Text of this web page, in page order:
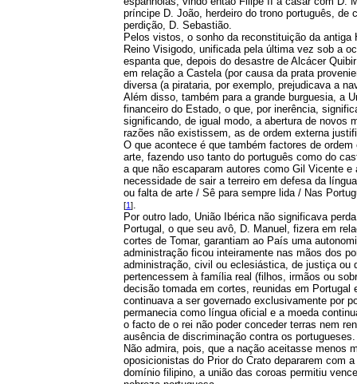
príncipe D. João, herdeiro do trono português,
perdição, D. Sebastião.
Pelos vistos, o sonho da reconstituição da
Reino Visigodo, unificada pela última vez sob a
espanta que, depois do desastre de Alcácer
em relação a Castela (por causa da prata
diversa (a pirataria, por exemplo, prejudicava a
Além disso, também para a grande burguesia, a
financeiro do Estado, o que, por inerência,
significando, de igual modo, a abertura de novos
razões não existissem, as de ordem externa
O que acontece é que também factores de
arte, fazendo uso tanto do português como do
a que não escaparam autores como Gil Vicente
necessidade de sair a terreiro em defesa da
ou falta de arte / Sê para sempre lida / Nas
[1].
Por outro lado, União Ibérica não significava
Portugal, o que seu avô, D. Manuel, fizera em
cortes de Tomar, garantiam ao País uma
administração ficou inteiramente nas mãos dos
administração, civil ou eclesiástica, de justiça ou
pertencessem à família real (filhos, irmãos ou
decisão tomada em cortes, reunidas em
continuava a ser governado exclusivamente por
permanecia como língua oficial e a moeda
o facto de o rei não poder conceder terras nem
ausência de discriminação contra os portugueses.
Não admira, pois, que a nação aceitasse menos
oposicionistas do Prior do Crato depararem com
domínio filipino, a união das coroas permitiu